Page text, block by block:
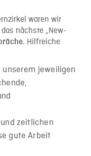
waren wir
nächste „New-
. Hilfreiche
unserem jeweiligen
zeitlichen
gute Arbeit